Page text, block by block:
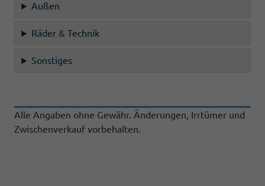
Außen
Räder & Technik
Sonstiges
Alle Angaben ohne Gewähr. Änderungen, Irrtümer und
Zwischenverkauf vorbehalten.